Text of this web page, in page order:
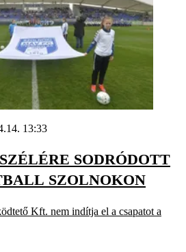
13:33
SODRÓDOTT
SZOLNOKON
Kft. nem indítja el a csapatot a